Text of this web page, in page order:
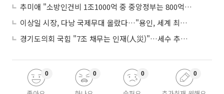
추미애 "소방인건비 1조1000억 중 중앙정부는 800억뿐"
이상일 시장, 다낭 국제무대 올랐다…"용인, 세계 최대 반도체 도시 된다"
경기도의회 국힘 "7조 채무는 인재(人災)"…세수 추계 조작 의혹 제기
0 0 0 0